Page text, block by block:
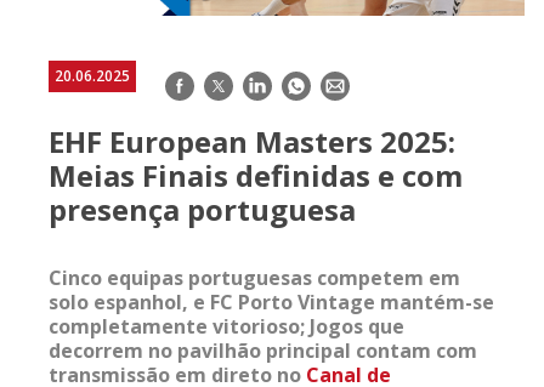
20.06.2025 Facebook
TwitterLinkedInWhatsApp
E-
EHF European Masters 2025:
Meias Finais definidas e com
presença portuguesa
Cinco equipas portuguesas competem em
solo espanhol, e FC Porto Vintage mantém-se
completamente vitorioso; Jogos que
decorrem no pavilhão principal contam com
transmissão em direto no Canal de